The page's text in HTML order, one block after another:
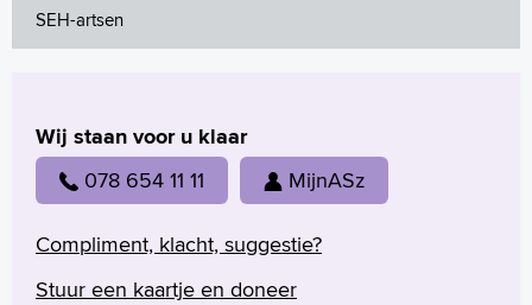
SEH-artsen
Wij staan voor u klaar
078 654 11 11 MijnASz
Compliment, klacht, suggestie?
Stuur een kaartje en doneer